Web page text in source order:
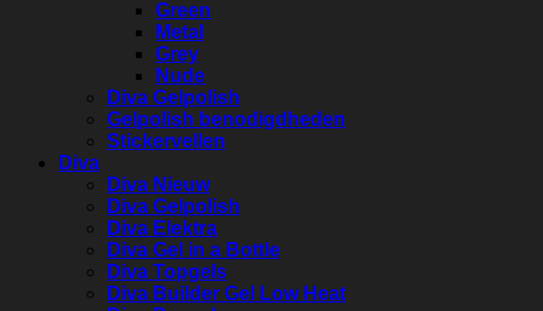
Green
Metal
Grey
Nude
Diva Gelpolish
Gelpolish benodigdheden
Stickervellen
Diva
Diva Nieuw
Diva Gelpolish
Diva Elektra
Diva Gel in a Bottle
Diva Topgels
Diva Builder Gel Low Heat